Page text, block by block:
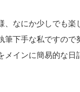
、なにか少しでも楽
筆下手な私ですので
メインに簡易的な日